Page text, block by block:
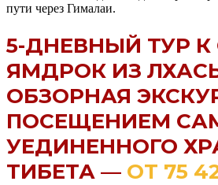
пути через Гималаи.
5-ДНЕВНЫЙ ТУР К
ЯМДРОК ИЗ
ОБЗОРНАЯ
ПОСЕЩЕНИЕМ
УЕДИНЕННОГО
ТИБЕТА — ОТ 75